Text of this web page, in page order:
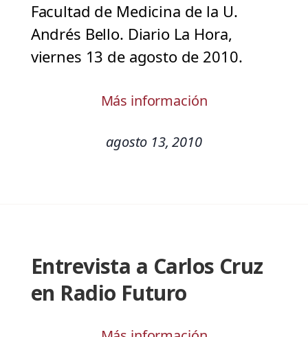
Facultad de Medicina de la U.
Andrés Bello. Diario La Hora,
viernes 13 de agosto de 2010.
Más información
agosto 13, 2010
Entrevista a Carlos Cruz
en Radio Futuro